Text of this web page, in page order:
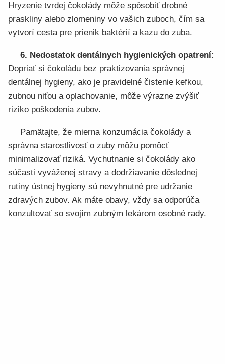
Hryzenie tvrdej čokolády môže spôsobiť drobné
praskliny alebo zlomeniny vo vašich zuboch, čím sa
vytvorí cesta pre prienik baktérií a kazu do zuba.
6. Nedostatok dentálnych hygienických opatrení:
Dopriať si čokoládu bez praktizovania správnej
dentálnej hygieny, ako je pravidelné čistenie kefkou,
zubnou niťou a oplachovanie, môže výrazne zvýšiť
riziko poškodenia zubov.
Pamätajte, že mierna konzumácia čokolády a
správna starostlivosť o zuby môžu pomôcť
minimalizovať riziká. Vychutnanie si čokolády ako
súčasti vyváženej stravy a dodržiavanie dôslednej
rutiny ústnej hygieny sú nevyhnutné pre udržanie
zdravých zubov. Ak máte obavy, vždy sa odporúča
konzultovať so svojím zubným lekárom osobné rady.